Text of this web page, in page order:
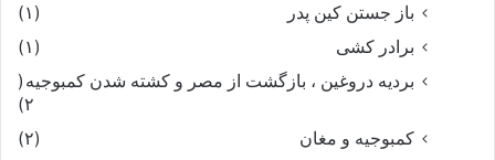
باز جستن کین پدر
(۱)
برادر کشی
(۱)
بردیه دروغین ، بازگشت از مصر و کشته شدن کمبوجیه (
۲)
کمبوجیه و مغان
(۲)